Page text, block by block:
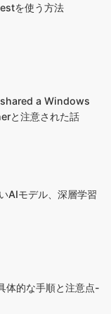
を使う方法
a Windows
と注意された話
AIモデル、深層学習
体的な手順と注意点-